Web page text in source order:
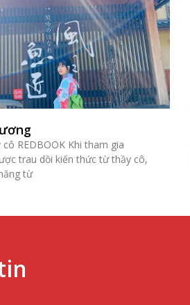
REDBOOK Khi tham gia
trau dồi kiến thức từ thầy cô,
từ